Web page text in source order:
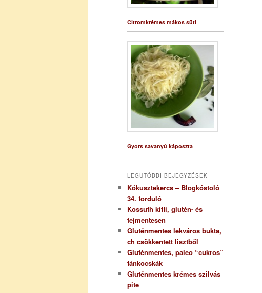
Citromkrémes mákos süti
Gyors savanyú káposzta
LEGUTÓBBI BEJEGYZÉSEK
Kókusztekercs – Blogkóstoló
34. forduló
Kossuth kifli, glutén- és
tejmentesen
Gluténmentes lekváros bukta,
ch csökkentett lisztből
Gluténmentes, paleo “cukros”
fánkocskák
Gluténmentes krémes szilvás
pite